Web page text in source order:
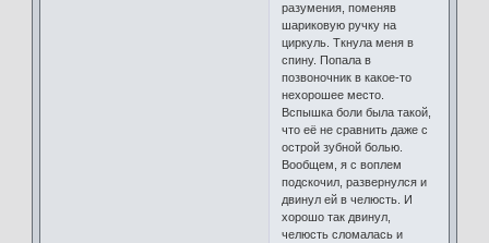
разумения, поменяв
шариковую ручку на
циркуль. Ткнула меня в
спину. Попала в
позвоночник в какое-то
нехорошее место.
Вспышка боли была такой,
что её не сравнить даже с
острой зубной болью.
Вообщем, я с воплем
подскочил, развернулся и
двинул ей в челюсть. И
хорошо так двинул,
челюсть сломалась и